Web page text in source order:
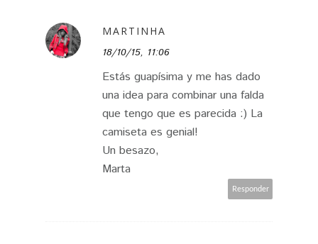
MARTINHA
18/10/15, 11:06
Estás guapísima y me has dado
una idea para combinar una falda
que tengo que es parecida :) La
camiseta es genial!
Un besazo,
Marta
Responder